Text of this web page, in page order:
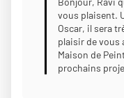
vous plaisent.
Oscar, il sera
plaisir de vous
Maison de
prochains